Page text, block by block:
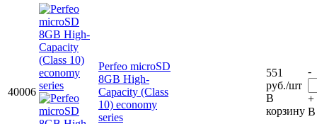
40006
Perfeo microSD
8GB High-
Capacity (Class
10) economy
series
551
руб./шт
В
корзину
-
+
В